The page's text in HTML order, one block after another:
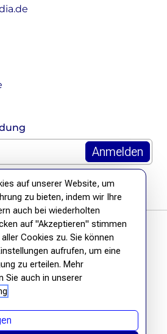
auf unserer Website, um
zu bieten, indem wir Ihre
auch bei wiederholten
auf "Akzeptieren" stimmen
Cookies zu. Sie können
aufrufen, um eine
zu erteilen. Mehr
Sie auch in unserer